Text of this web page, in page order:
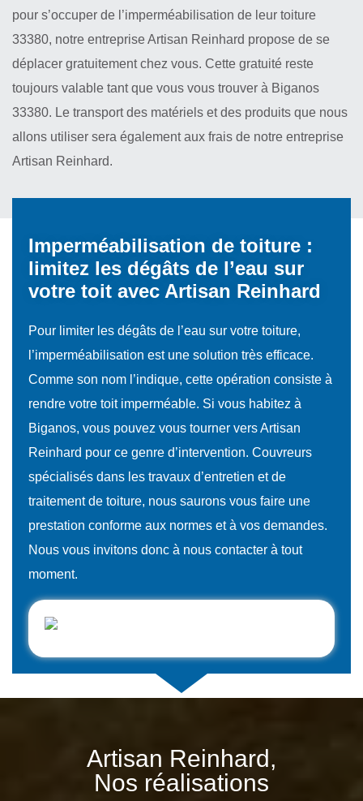
pour s’occuper de l’imperméabilisation de leur toiture
33380, notre entreprise Artisan Reinhard propose de se
déplacer gratuitement chez vous. Cette gratuité reste
toujours valable tant que vous vous trouver à Biganos
33380. Le transport des matériels et des produits que nous
allons utiliser sera également aux frais de notre entreprise
Artisan Reinhard.
Imperméabilisation de toiture :
limitez les dégâts de l’eau sur
votre toit avec Artisan Reinhard
Pour limiter les dégâts de l’eau sur votre toiture,
l’imperméabilisation est une solution très efficace.
Comme son nom l’indique, cette opération consiste à
rendre votre toit imperméable. Si vous habitez à
Biganos, vous pouvez vous tourner vers Artisan
Reinhard pour ce genre d’intervention. Couvreurs
spécialisés dans les travaux d’entretien et de
traitement de toiture, nous saurons vous faire une
prestation conforme aux normes et à vos demandes.
Nous vous invitons donc à nous contacter à tout
moment.
Artisan Reinhard,
Nos réalisations